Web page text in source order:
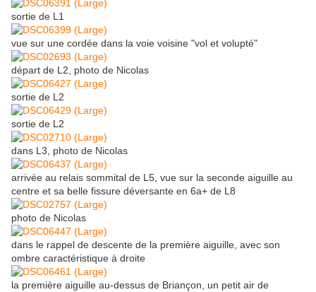
sortie de L1
vue sur une cordée dans la voie voisine "vol et volupté"
départ de L2, photo de Nicolas
sortie de L2
sortie de L2
dans L3, photo de Nicolas
arrivée au relais sommital de L5, vue sur la seconde aiguille au
centre et sa belle fissure déversante en 6a+ de L8
photo de Nicolas
dans le rappel de descente de la première aiguille, avec son
ombre caractéristique à droite
la première aiguille au-dessus de Briançon, un petit air de